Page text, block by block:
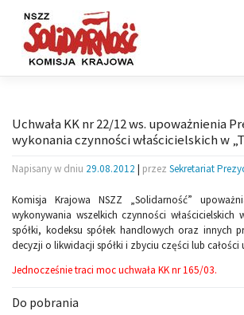
content
Uchwała KK nr 22/12 ws. upoważnienia
wykonania czynności właścicielskich w
Napisany w dniu 29.08.2012 | przez Sekretariat
Komisja Krajowa NSZZ „Solidarność”
wykonywania wszelkich czynności właścicielskich
spółki, kodeksu spółek handlowych oraz innych
decyzji o likwidacji spółki i zbyciu części lub całości
Jednocześnie traci moc uchwała KK nr 165/03.
Do pobrania